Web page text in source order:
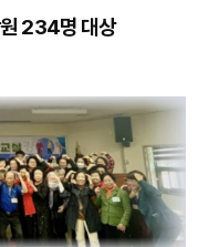
원 234명 대상